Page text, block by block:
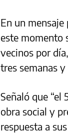
En un
este momento
vecinos por
tres semanas
Señaló que
obra social y
respuesta a